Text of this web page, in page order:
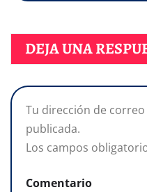
DEJA UNA
Tu dirección de
publicada.
Los campos
Comentario